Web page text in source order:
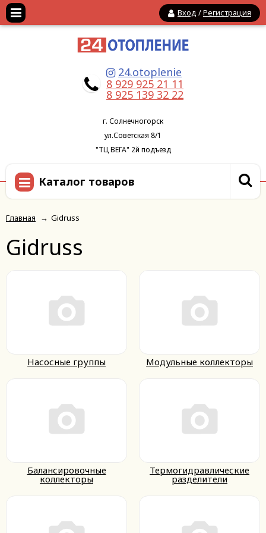
Вход /Регистрация
24.otoplenie
8 929 925 21 11
8 925 139 32 22
г. Солнечногорск
ул.Советская 8/1
"ТЦ ВЕГА" 2й подъезд
Каталог товаров
Главная → Gidruss
Gidruss
Насосные группы Модульные коллекторы
Балансировочные
коллекторы
Термогидравлические
разделители